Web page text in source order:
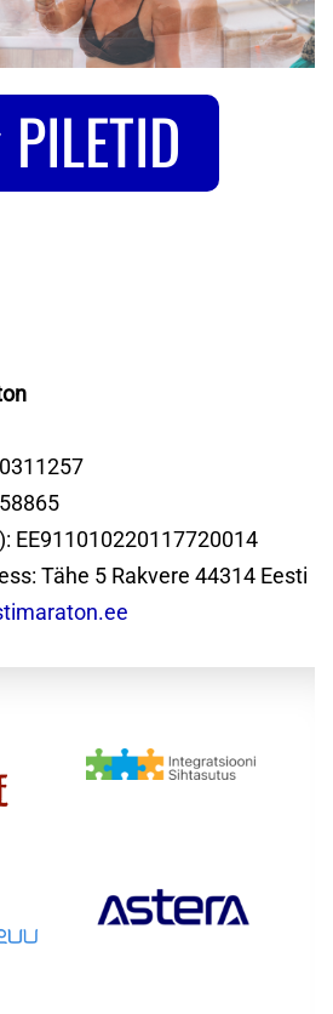
PILETID
EE911010220117720014
Tähe 5 Rakvere 44314 Eesti